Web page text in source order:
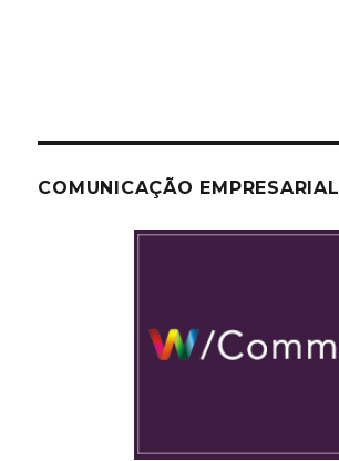
COMUNICAÇÃO EMPRESARIAL